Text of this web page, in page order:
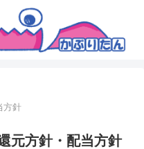
方針
元方針・配当方針